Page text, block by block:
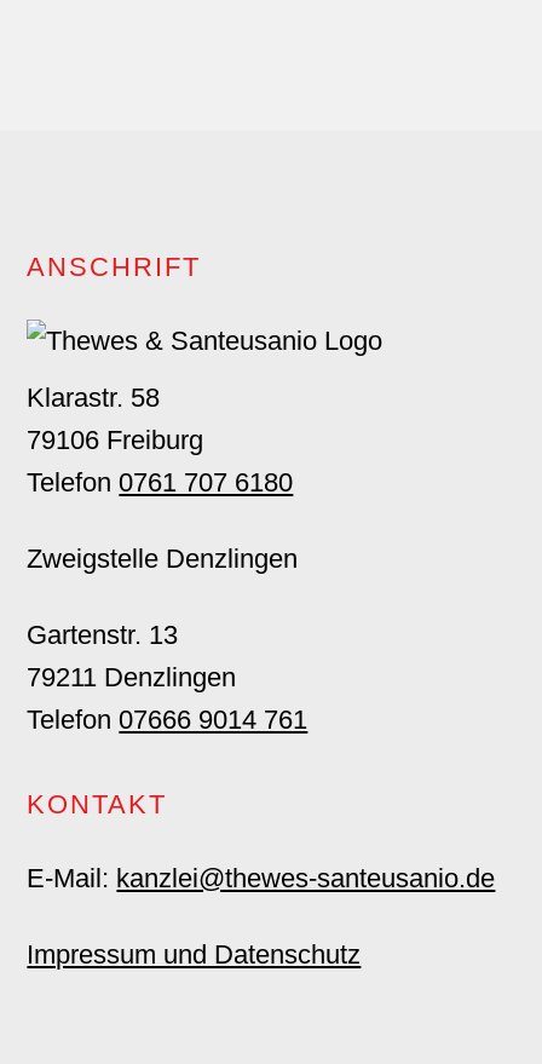
ANSCHRIFT
Klarastr. 58
79106 Freiburg
Telefon0761 707 6180
Zweigstelle Denzlingen
Gartenstr. 13
79211 Denzlingen
Telefon07666 9014 761
KONTAKT
E-Mail: kanzlei@thewes-santeusanio.de
Impressum und Datenschutz